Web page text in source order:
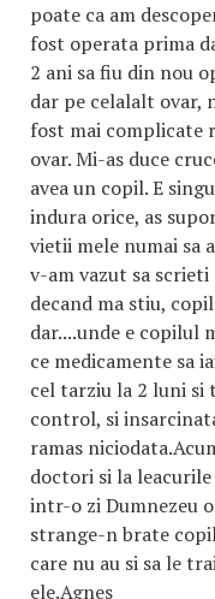
poate ca am
fost operata prima
2 ani sa fiu din nou
dar pe celalalt ovar,
fost mai complicate
ovar. Mi-as duce
avea un copil. E
indura orice, as
vietii mele numai sa
v-am vazut sa scrieti
decand ma stiu,
dar....unde e copilul
ce medicamente sa
cel tarziu la 2 luni si
control, si
ramas
doctori si la
intr-o zi Dumnezeu
strange-n brate
care nu au si sa le
ele.Agnes